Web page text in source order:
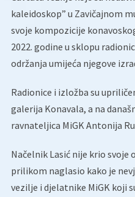
kaleidoskop” u Zavičajnom
svoje kompozicije
2022. godine u sklopu
održanja umijeća njegove
Radionice i izložba su
galerija Konavala, a na
ravnateljica MiGK Antonija
Načelnik Lasić nije krio svoje
prilikom naglasio kako je
vezilje i djelatnike MiGK koji